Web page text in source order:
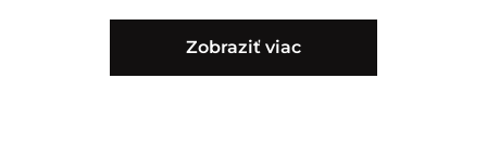
Zobraziť viac